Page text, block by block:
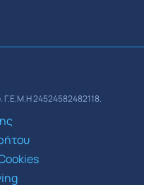
Γ.Ε.Μ.Η 24524582482118.